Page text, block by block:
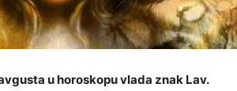
u horoskopu vlada znak Lav.